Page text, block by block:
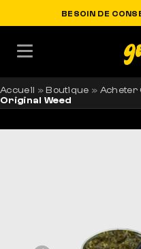
LIVRAISON OFFERTE EN
BESOIN DE
Accueil »Boutique » Acheter
Original Weed